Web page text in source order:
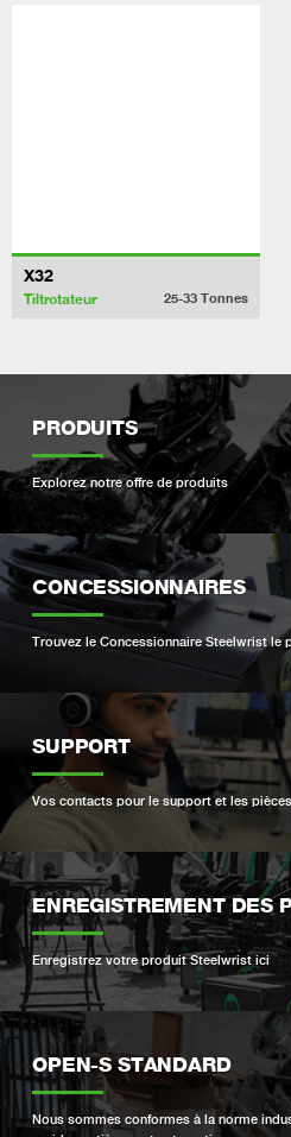
X32
Tiltrotateur 25-33 Tonnes
PRODUITS
Explorez notre offre de produits
CONCESSIONNAIRES
Trouvez le Concessionnaire Steelwrist le
SUPPORT
Vos contacts pour le support et les
ENREGISTREMENT DES
Enregistrez votre produit Steelwrist ici
OPEN-S STANDARD
Nous sommes conformes à la norme